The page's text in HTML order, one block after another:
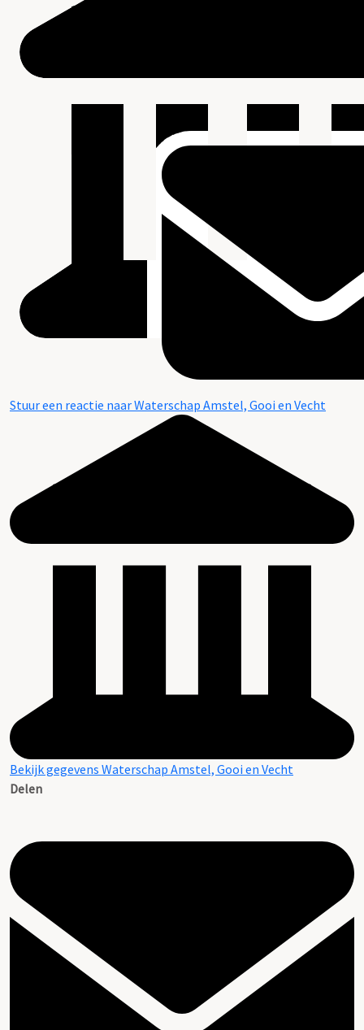
Stuur een reactie naar Waterschap Amstel, Gooi en Vecht
Bekijk gegevens Waterschap Amstel, Gooi en Vecht
Delen